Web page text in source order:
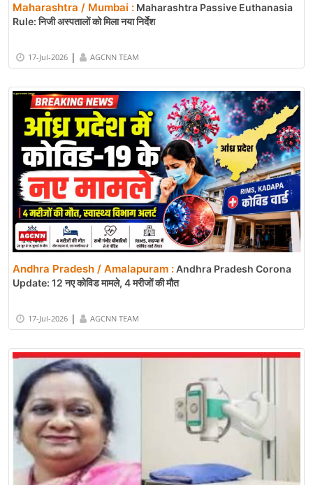
Maharashtra / Mumbai : Maharashtra Passive Euthanasia
Rule: निजी अस्पतालों को मिला नया निर्देश
17-Jul-2026 | AGCNN TEAM
Andhra Pradesh / Amalapuram :Andhra Pradesh Corona
Update: 12 नए कोविड मामले, 4 मरीजों की मौत
17-Jul-2026 | AGCNN TEAM